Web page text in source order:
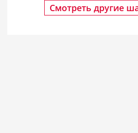
Смотреть другие